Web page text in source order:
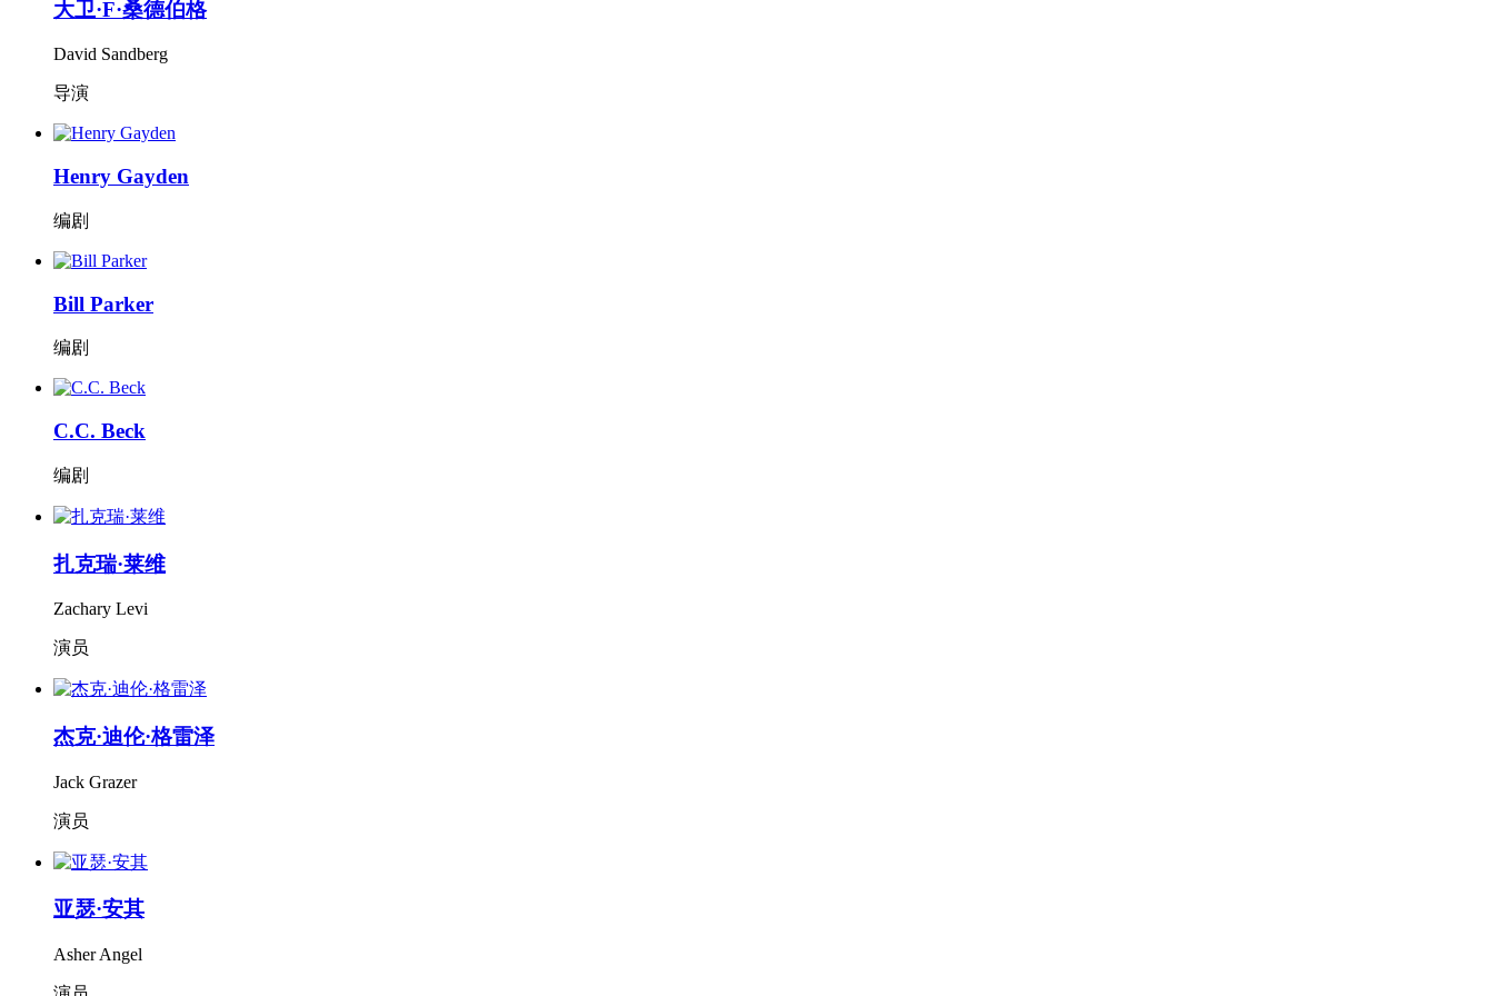
大卫·F·桑德伯格
David Sandberg
导演
Henry Gayden
编剧
Bill Parker
编剧
C.C. Beck
编剧
扎克瑞·莱维
Zachary Levi
演员
杰克·迪伦·格雷泽
Jack Grazer
演员
亚瑟·安其
Asher Angel